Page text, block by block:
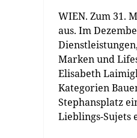
WIEN. Zum 31.
aus. Im
Marken und
Elisabeth
Kategorien
Stephansplatz
Lieblings-Sujets